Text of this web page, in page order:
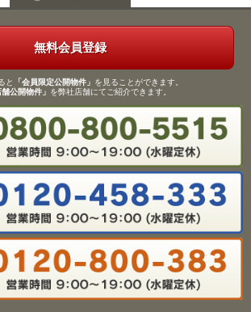
無料会員登録
と 「会員限定公開物件」 を見ることができます。
舗公開物件」 を弊社店舗にてご紹介できます。